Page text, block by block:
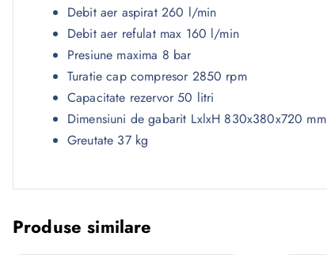
Debit aer aspirat 260 l/min
Debit aer refulat max 160 l/min
Presiune maxima 8 bar
Turatie cap compresor 2850 rpm
Capacitate rezervor 50 litri
Dimensiuni de gabarit LxlxH 830x380x720 mm
Greutate 37 kg
Produse similare